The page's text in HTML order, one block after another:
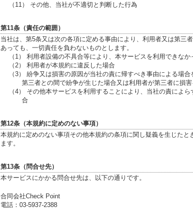
（11） その他、当社が不適切と判断した行為
第11条（責任の範囲）
当社は、第5条又は次の各項に定める事由により、利用者又は第三
あっても、一切責任を負わないものとします。
（1） 利用者設備の不具合等により、本サービスを利用できなか
（2） 利用者が本規約に違反した場合
（3） 紛争又は損害の原因が当社の責に帰すべき事由による場
第三者との間で紛争が生じた場合又は利用者が第三者に損
（4） その他本サービスを利用することにより、当社の責によ
合
第12条（本規約に定めのない事項）
本規約に定めのない事項その他本規約の条項に関し疑義を生じた
ます。
第13条（問合せ先）
本サービスにかかる問合せ先は、以下の通りです。
合同会社Check Point
電話：03-5937-2388